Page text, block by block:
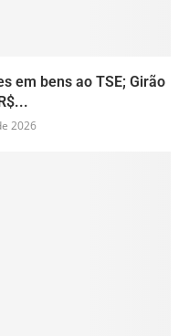
em bens ao TSE; Girão
2026